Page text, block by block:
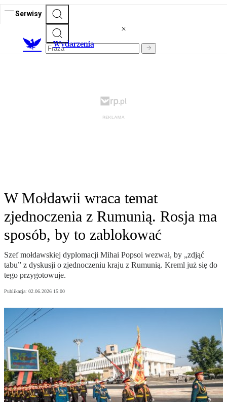
Serwisy
Wydarzenia
W Mołdawii wraca temat
zjednoczenia z Rumunią. Rosja ma
sposób, by to zablokować
Szef mołdawskiej dyplomacji Mihai Popsoi wezwał, by „zdjąć
tabu” z dyskusji o zjednoczeniu kraju z Rumunią. Kreml już się do
tego przygotowuje.
Publikacja: 02.06.2026 15:00